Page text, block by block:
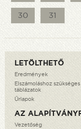
30 31
LETÖLTHETŐ
Eredmények
Elszámoláshoz szükséges
táblázatok
Űrlapok
AZ
Vezetőség